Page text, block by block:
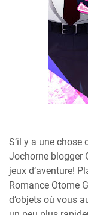
S’il y a une
Jochorne blogger
jeux d’aventure!
Romance Otome
d’objets où vous